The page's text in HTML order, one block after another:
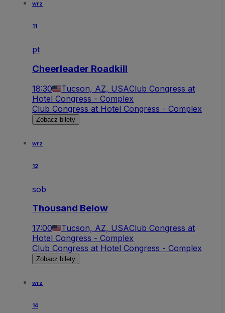
wrz
11
pt
Cheerleader Roadkill
18:30 Tucson, AZ, USAClub Congress at
Hotel Congress - Complex
Club Congress at Hotel Congress - Complex
Zobacz bilety
wrz
12
sob
Thousand Below
17:00 Tucson, AZ, USAClub Congress at
Hotel Congress - Complex
Club Congress at Hotel Congress - Complex
Zobacz bilety
wrz
14